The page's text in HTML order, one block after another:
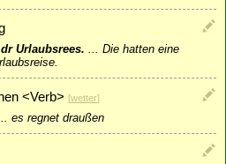
Urlaubsrees.
Die hatten eine
<Verb> [wetter]
es regnet draußen